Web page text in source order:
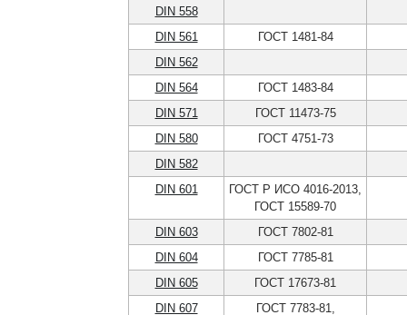
DIN 558
DIN 561
ГОСТ 1481-84
DIN 562
DIN 564
ГОСТ 1483-84
DIN 571
ГОСТ 11473-75
DIN 580
ГОСТ 4751-73
DIN 582
DIN 601
ГОСТ Р ИСО 4016-2013,
ГОСТ 15589-70
DIN 603
ГОСТ 7802-81
DIN 604
ГОСТ 7785-81
DIN 605
ГОСТ 17673-81
DIN 607
ГОСТ 7783-81,